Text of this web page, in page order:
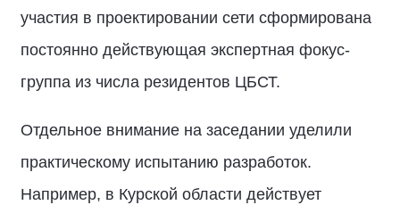
участия в проектировании сети сформирована
постоянно действующая экспертная фокус-
группа из числа резидентов ЦБСТ.
Отдельное внимание на заседании уделили
практическому испытанию разработок.
Например, в Курской области действует